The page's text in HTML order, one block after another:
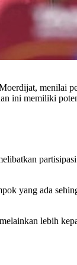
menilai
ini memiliki
yang ada
lebih